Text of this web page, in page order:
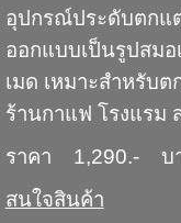
อุปกรณ์ประดับตกแ
ออกแบบเป็นรูปสมอ
เมด เหมาะสำหรับ
ร้านกาแฟ โรงแรม
ราคา 1,290.- บ
สนใจสินค้า